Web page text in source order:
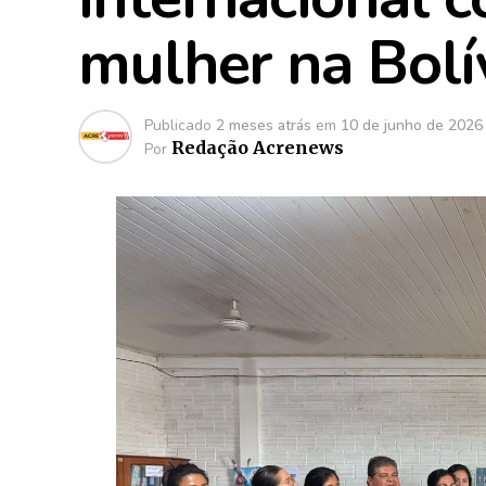
mulher na
Publicado 2 meses atrás em 10 de junho de 2026
Por Redação Acrenews